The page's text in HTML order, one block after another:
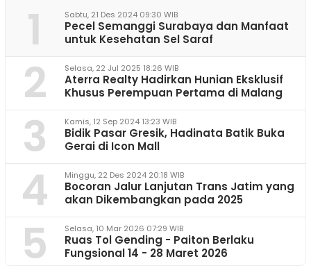
1 Sabtu, 21 Des 2024 09:30 WIB
Pecel Semanggi Surabaya dan Manfaat
untuk Kesehatan Sel Saraf
2 Selasa, 22 Jul 2025 18:26 WIB
Aterra Realty Hadirkan Hunian Eksklusif
Khusus Perempuan Pertama di Malang
3 Kamis, 12 Sep 2024 13:23 WIB
Bidik Pasar Gresik, Hadinata Batik Buka
Gerai di Icon Mall
4 Minggu, 22 Des 2024 20:18 WIB
Bocoran Jalur Lanjutan Trans Jatim yang
akan Dikembangkan pada 2025
5 Selasa, 10 Mar 2026 07:29 WIB
Ruas Tol Gending - Paiton Berlaku
Fungsional 14 - 28 Maret 2026